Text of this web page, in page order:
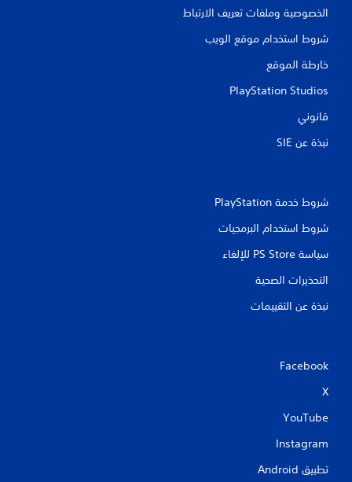
الخصوصية وملفات تعريف الارتباط
شروط استخدام موقع الويب
خارطة الموقع
PlayStation Studios
قانوني
نبذة عن SIE‏
شروط خدمة PlayStation‏
شروط استخدام البرمجيات
سياسة PS Store للإلغاء
التحذيرات الصحية
نبذة عن التقييمات
Facebook
X
YouTube
Instagram
تطبيق Android‏